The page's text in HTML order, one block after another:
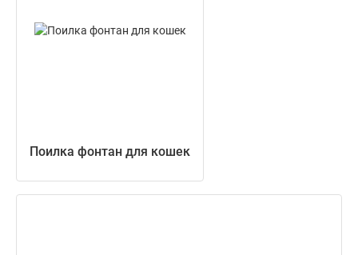
Поилка фонтан для кошек